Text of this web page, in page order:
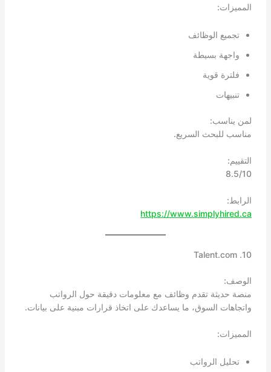
المميزات:
تجميع الوظائف
واجهة بسيطة
فلترة قوية
تنبيهات
لمن يناسب:
مناسب للبحث السريع.
التقييم:
8.5/10
الرابط:
https://www.simplyhired.ca
10. Talent.com
الوصف:
منصة حديثة تقدم وظائف مع معلومات دقيقة حول الرواتب
واتجاهات السوق، ما يساعدك على اتخاذ قرارات مبنية على بيانات.
المميزات:
تحليل الرواتب